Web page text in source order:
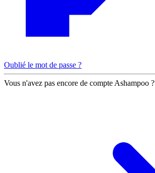
Oublié le mot de passe ?
Vous n'avez pas encore de compte Ashampoo ?